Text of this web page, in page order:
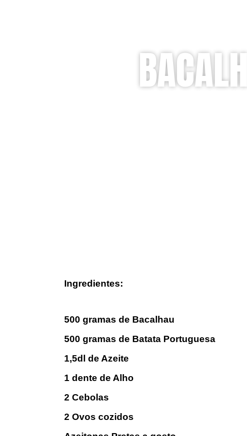
Ingredientes:
500 gramas de Bacalhau
500 gramas de Batata Portuguesa
1,5dl de Azeite
1 dente de Alho
2 Cebolas
2 Ovos cozidos